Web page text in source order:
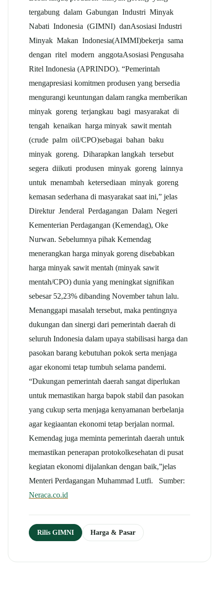
tergabung dalam Gabungan Industri Minyak
Nabati Indonesia (GIMNI) danAsosiasi Industri
Minyak Makan Indonesia(AIMMI)bekerja sama
dengan ritel modern anggotaAsosiasi Pengusaha
Ritel Indonesia (APRINDO). “Pemerintah
mengapresiasi komitmen produsen yang bersedia
mengurangi keuntungan dalam rangka memberikan
minyak goreng terjangkau bagi masyarakat di
tengah kenaikan harga minyak sawit mentah
(crude palm oil/CPO)sebagai bahan baku
minyak goreng. Diharapkan langkah tersebut
segera diikuti produsen minyak goreng lainnya
untuk menambah ketersediaan minyak goreng
kemasan sederhana di masyarakat saat ini,” jelas
Direktur Jenderal Perdagangan Dalam Negeri
Kementerian Perdagangan (Kemendag), Oke
Nurwan. Sebelumnya pihak Kemendag
menerangkan harga minyak goreng disebabkan
harga minyak sawit mentah (minyak sawit
mentah/CPO) dunia yang meningkat signifikan
sebesar 52,23% dibanding November tahun lalu.
Menanggapi masalah tersebut, maka pentingnya
dukungan dan sinergi dari pemerintah daerah di
seluruh Indonesia dalam upaya stabilisasi harga dan
pasokan barang kebutuhan pokok serta menjaga
agar ekonomi tetap tumbuh selama pandemi.
“Dukungan pemerintah daerah sangat diperlukan
untuk memastikan harga bapok stabil dan pasokan
yang cukup serta menjaga kenyamanan berbelanja
agar kegiaantan ekonomi tetap berjalan normal.
Kemendag juga meminta pemerintah daerah untuk
memastikan penerapan protokolkesehatan di pusat
kegiatan ekonomi dijalankan dengan baik,”jelas
Menteri Perdagangan Muhammad Lutfi. Sumber:
Neraca.co.id
Rilis GIMNI Harga & Pasar